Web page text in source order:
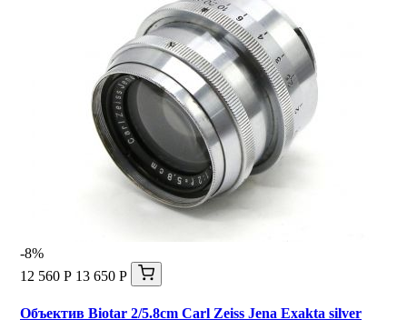
-8%
12 560 Р 13 650 Р
Объектив Biotar 2/5.8cm Carl Zeiss Jena Exakta silver